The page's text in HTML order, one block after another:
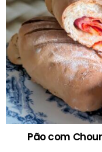
Pão com